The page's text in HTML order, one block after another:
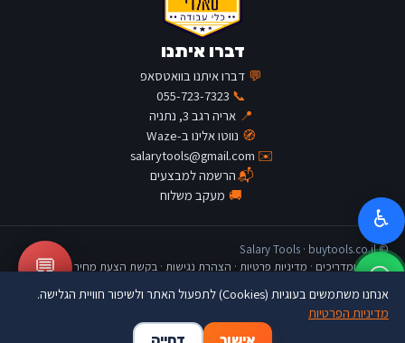
דברו איתנו
💬 דברו איתנו בוואטסאפ
📞
055-723-7323
📍 אריה רגב 3, נתניה
🧭 נווטו אלינו ב-Waze
✉️
salarytools@gmail.com
📬הרשמה למבצעים
🚚 מעקב משלוח
© Salary Tools · buytools.co.il
כתבות ומדריכים · מדיניות פרטיות · הצהרת נגישות · בקשת הצעת מחיר 💬
♿
אנחנו משתמשים בעוגיות (Cookies) לתפעול האתר ולשיפור חוויית הגלישה.
מדיניות הפרטיות